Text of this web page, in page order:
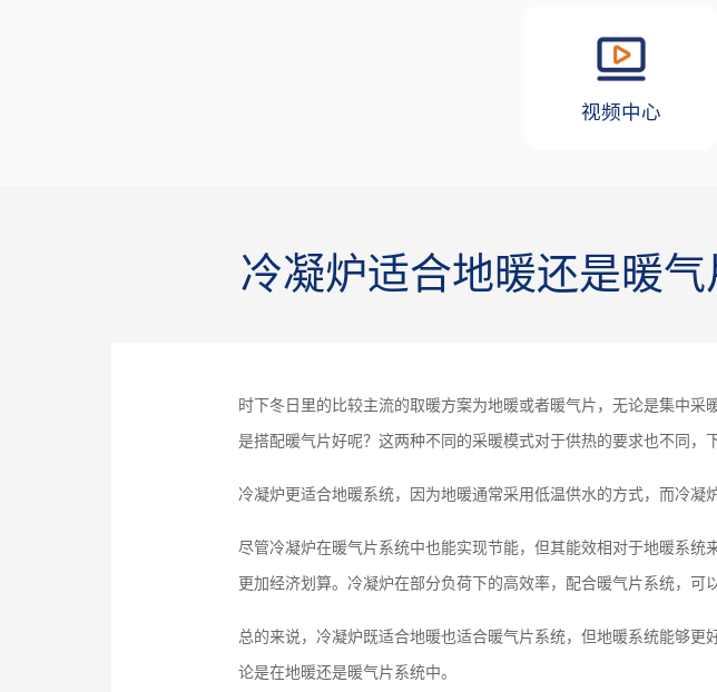
视频中心
冷凝炉适合地暖还是暖
时下冬日里的比较主流的取暖方案为地暖或者暖气片，无论是集中采
是搭配暖气片好呢？这两种不同的采暖模式对于供热的要求也不同，
冷凝炉更适合地暖系统，因为地暖通常采用低温供水的方式，而冷凝
尽管冷凝炉在暖气片系统中也能实现节能，但其能效相对于地暖系
更加经济划算。冷凝炉在部分负荷下的高效率，配合暖气片系统，可
总的来说，冷凝炉既适合地暖也适合暖气片系统，但地暖系统能够
论是在地暖还是暖气片系统中。